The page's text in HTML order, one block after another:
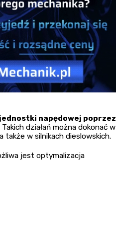
napędowej poprzez
Takich działań można dokonać w
w silnikach dieslowskich.
jest optymalizacja